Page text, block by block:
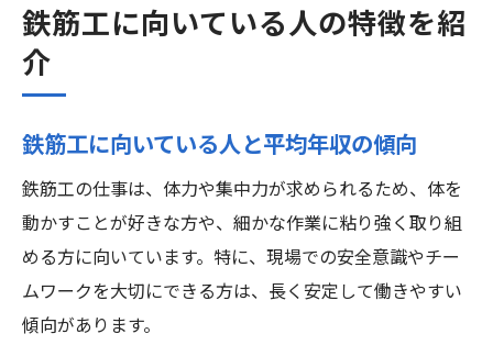
鉄筋工に向いている人の特徴を紹
介
鉄筋工に向いている人と平均年収の傾向
鉄筋工の仕事は、体力や集中力が求められるため、体を
動かすことが好きな方や、細かな作業に粘り強く取り組
める方に向いています。特に、現場での安全意識やチー
ムワークを大切にできる方は、長く安定して働きやすい
傾向があります。